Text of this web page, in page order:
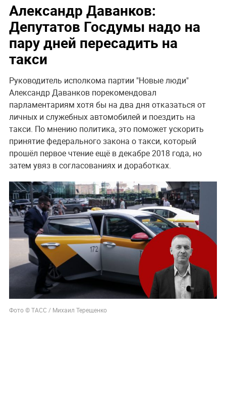
Александр Даванков:
Депутатов Госдумы надо на
пару дней пересадить на
такси
Руководитель исполкома партии "Новые люди"
Александр Даванков порекомендовал
парламентариям хотя бы на два дня отказаться от
личных и служебных автомобилей и поездить на
такси. По мнению политика, это поможет ускорить
принятие федерального закона о такси, который
прошёл первое чтение ещё в декабре 2018 года, но
затем увяз в согласованиях и доработках.
Фото © ТАСС / Михаил Терещенко